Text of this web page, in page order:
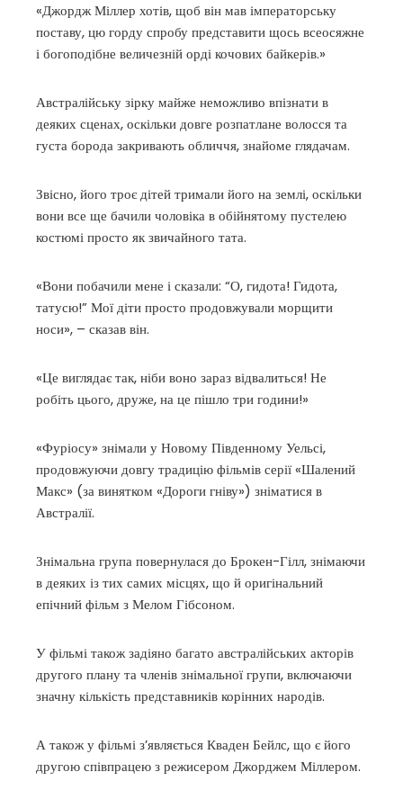
«Джордж Міллер хотів, щоб він мав імператорську
поставу, цю горду спробу представити щось всеосяжне
і богоподібне величезній орді кочових байкерів.»
Австралійську зірку майже неможливо впізнати в
деяких сценах, оскільки довге розпатлане волосся та
густа борода закривають обличчя, знайоме глядачам.
Звісно, його троє дітей тримали його на землі, оскільки
вони все ще бачили чоловіка в обійнятому пустелею
костюмі просто як звичайного тата.
«Вони побачили мене і сказали: “О, гидота! Гидота,
татусю!” Мої діти просто продовжували морщити
носи», – сказав він.
«Це виглядає так, ніби воно зараз відвалиться! Не
робіть цього, друже, на це пішло три години!»
«Фуріосу» знімали у Новому Південному Уельсі,
продовжуючи довгу традицію фільмів серії «Шалений
Макс» (за винятком «Дороги гніву») зніматися в
Австралії.
Знімальна група повернулася до Брокен-Гілл, знімаючи
в деяких із тих самих місцях, що й оригінальний
епічний фільм з Мелом Гібсоном.
У фільмі також задіяно багато австралійських акторів
другого плану та членів знімальної групи, включаючи
значну кількість представників корінних народів.
А також у фільмі з’являється Кваден Бейлс, що є його
другою співпрацею з режисером Джорджем Міллером.